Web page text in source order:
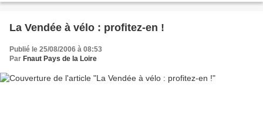
La Vendée à vélo : profitez-en !
Publié le 25/08/2006 à 08:53
Par Fnaut Pays de la Loire